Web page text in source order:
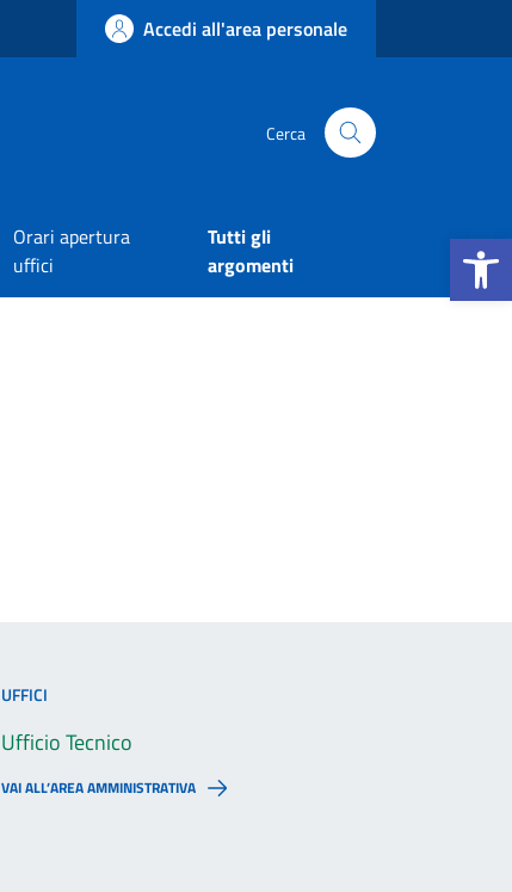
Apri la
Accedi all'area personale
Cerca
Orari apertura
uffici
Tutti gli
argomenti
UFFICI
Ufficio Tecnico
VAI ALL’AREA AMMINISTRATIVA